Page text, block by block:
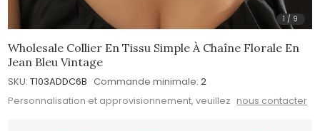
1 / 9
Wholesale Collier En Tissu Simple À Chaîne Florale En
Jean Bleu Vintage
SKU: T103ADDC6B Commande minimale: 2
Personnalisation et approvisionnement, veuillez nous contacter